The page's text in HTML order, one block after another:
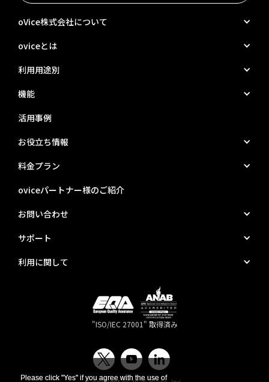
oVice株式会社について
oviceとは
利用用途別
機能
活用事例
お役立ち情報
料金プラン
oviceパートナー様のご紹介
お問い合わせ
サポート
利用に関して
"ISO/IEC 27001" 取得済み
Please click "Yes" if you agree with the use of
Please click "Yes" if you agree with the use of